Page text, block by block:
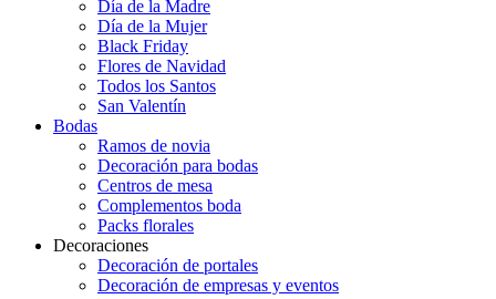
Día de la Madre
Día de la Mujer
Black Friday
Flores de Navidad
Todos los Santos
San Valentín
Bodas
Ramos de novia
Decoración para bodas
Centros de mesa
Complementos boda
Packs florales
Decoraciones
Decoración de portales
Decoración de empresas y eventos